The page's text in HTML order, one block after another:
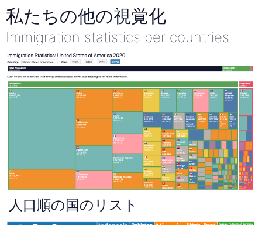
私たちの他の視覚化
Immigration statistics per countries
人口順の国のリスト